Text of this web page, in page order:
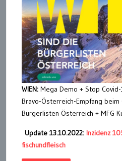
WIEN: Mega Demo + Stop
Bravo-Österreich-Empfang
Bürgerlisten Österreich + MFG
Update 13.10.2022: Inzidenz
fischundfleisch